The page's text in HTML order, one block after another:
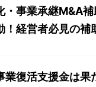
・事業承継M&A
！経営者必見の補
業復活支援金は果